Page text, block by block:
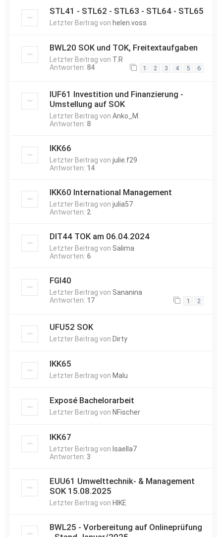
STL41 - STL62 - STL63 - STL64 - STL65
Letzter Beitrag von helen.voss
BWL20 SOK und TOK, Freitextaufgaben
Letzter Beitrag von T.R
Antworten: 84 1 2 3 4 5 6
IUF61 Investition und Finanzierung -
Umstellung auf SOK
Letzter Beitrag von Anko_M.
Antworten: 8
IKK66
Letzter Beitrag von julie.f29
Antworten: 14
IKK60 International Management
Letzter Beitrag von julia57
Antworten: 2
DIT44 TOK am 06.04.2024
Letzter Beitrag von Salima
Antworten: 6
FGI40
Letzter Beitrag von Sananina
Antworten: 17 1 2
UFU52 SOK
Letzter Beitrag von Dirty
IKK65
Letzter Beitrag von Malu
Exposé Bachelorarbeit
Letzter Beitrag von NFischer
IKK67
Letzter Beitrag von Isaella7
Antworten: 3
EUU61 Umwelttechnik- & Management
SOK 15.08.2025
Letzter Beitrag von HIKE
BWL25 - Vorbereitung auf Onlineprüfung